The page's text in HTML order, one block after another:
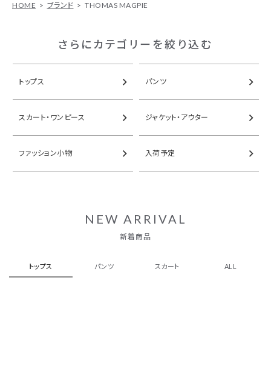
HOME ブランド THOMAS MAGPIE
さらにカテゴリーを絞り込む
トップス パンツ
スカート・ワンピース ジャケット・アウター
ファッション小物 入荷予定
NEW ARRIVAL
新着商品
トップス パンツ スカート ALL